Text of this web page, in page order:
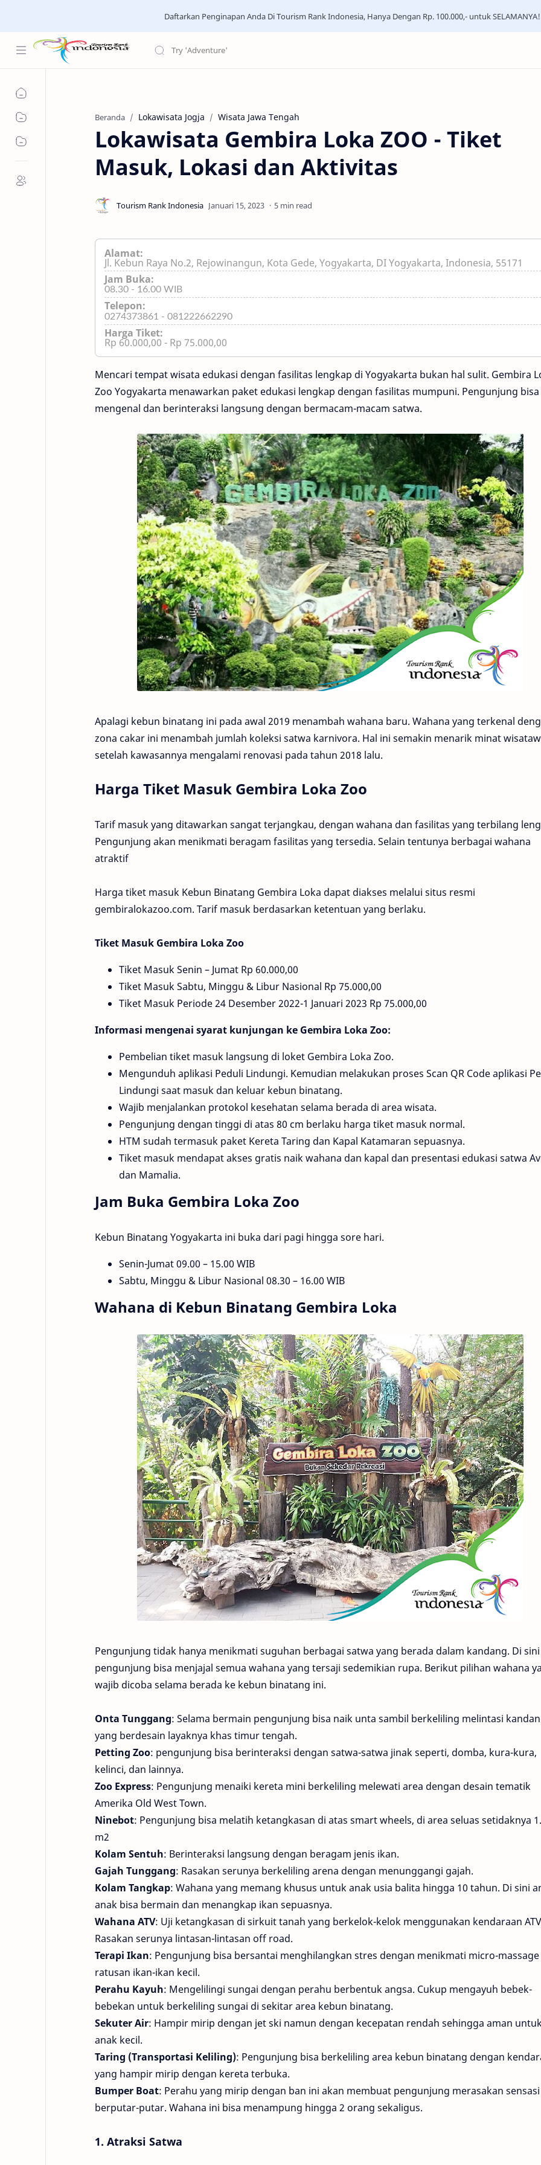
Daftarkan Penginapan Anda Di Tourism Rank Indonesia, Hanya Dengan Rp. 100.000,- untuk
Beranda Lokawisata Jogja Wisata Jawa Tengah
Lokawisata Gembira Loka ZOO - Tiket
Masuk, Lokasi dan Aktivitas
5 min read
Alamat:
Jl. Kebun Raya No.2, Rejowinangun, Kota Gede, Yogyakarta, DI Yogyakarta, Indonesia, 55171
Jam Buka:
08.30 - 16.00 WIB
Telepon:
0274373861 - 081222662290
Harga Tiket:
Rp 60.000,00 - Rp 75.000,00
Mencari tempat wisata edukasi dengan fasilitas lengkap di Yogyakarta bukan hal sulit. Gembira
Zoo Yogyakarta menawarkan paket edukasi lengkap dengan fasilitas mumpuni. Pengunjung bisa
mengenal dan berinteraksi langsung dengan bermacam-macam satwa.
Apalagi kebun binatang ini pada awal 2019 menambah wahana baru. Wahana yang terkenal
zona cakar ini menambah jumlah koleksi satwa karnivora. Hal ini semakin menarik minat
setelah kawasannya mengalami renovasi pada tahun 2018 lalu.
Harga Tiket Masuk Gembira Loka Zoo
Tarif masuk yang ditawarkan sangat terjangkau, dengan wahana dan fasilitas yang terbilang
Pengunjung akan menikmati beragam fasilitas yang tersedia. Selain tentunya berbagai wahana
atraktif
Harga tiket masuk Kebun Binatang Gembira Loka dapat diakses melalui situs resmi
gembiralokazoo.com. Tarif masuk berdasarkan ketentuan yang berlaku.
Tiket Masuk Gembira Loka Zoo
Tiket Masuk Senin – Jumat Rp 60.000,00
Tiket Masuk Sabtu, Minggu & Libur Nasional Rp 75.000,00
Tiket Masuk Periode 24 Desember 2022-1 Januari 2023 Rp 75.000,00
Informasi mengenai syarat kunjungan ke Gembira Loka Zoo:
Pembelian tiket masuk langsung di loket Gembira Loka Zoo.
Mengunduh aplikasi Peduli Lindungi. Kemudian melakukan proses Scan QR Code aplikasi
Lindungi saat masuk dan keluar kebun binatang.
Wajib menjalankan protokol kesehatan selama berada di area wisata.
Pengunjung dengan tinggi di atas 80 cm berlaku harga tiket masuk normal.
HTM sudah termasuk paket Kereta Taring dan Kapal Katamaran sepuasnya.
Tiket masuk mendapat akses gratis naik wahana dan kapal dan presentasi edukasi satwa
dan Mamalia.
Jam Buka Gembira Loka Zoo
Kebun Binatang Yogyakarta ini buka dari pagi hingga sore hari.
Senin-Jumat 09.00 – 15.00 WIB
Sabtu, Minggu & Libur Nasional 08.30 – 16.00 WIB
Wahana di Kebun Binatang Gembira Loka
Pengunjung tidak hanya menikmati suguhan berbagai satwa yang berada dalam kandang. Di sini
pengunjung bisa menjajal semua wahana yang tersaji sedemikian rupa. Berikut pilihan wahana
wajib dicoba selama berada ke kebun binatang ini.
Onta Tunggang: Selama bermain pengunjung bisa naik unta sambil berkeliling melintasi
yang berdesain layaknya khas timur tengah.
Petting Zoo: pengunjung bisa berinteraksi dengan satwa-satwa jinak seperti, domba, kura-kura,
kelinci, dan lainnya.
Zoo Express: Pengunjung menaiki kereta mini berkeliling melewati area dengan desain tematik
Amerika Old West Town.
Ninebot: Pengunjung bisa melatih ketangkasan di atas smart wheels, di area seluas setidaknya
m2
Kolam Sentuh: Berinteraksi langsung dengan beragam jenis ikan.
Gajah Tunggang: Rasakan serunya berkeliling arena dengan menunggangi gajah.
Kolam Tangkap: Wahana yang memang khusus untuk anak usia balita hingga 10 tahun. Di sini
anak bisa bermain dan menangkap ikan sepuasnya.
Wahana ATV: Uji ketangkasan di sirkuit tanah yang berkelok-kelok menggunakan kendaraan
Rasakan serunya lintasan-lintasan off road.
Terapi Ikan: Pengunjung bisa bersantai menghilangkan stres dengan menikmati micro-
ratusan ikan-ikan kecil.
Perahu Kayuh: Mengelilingi sungai dengan perahu berbentuk angsa. Cukup mengayuh bebek-
bebekan untuk berkeliling sungai di sekitar area kebun binatang.
Sekuter Air: Hampir mirip dengan jet ski namun dengan kecepatan rendah sehingga aman
anak kecil.
Taring (Transportasi Keliling): Pengunjung bisa berkeliling area kebun binatang dengan
yang hampir mirip dengan kereta terbuka.
Bumper Boat: Perahu yang mirip dengan ban ini akan membuat pengunjung merasakan sensasi
berputar-putar. Wahana ini bisa menampung hingga 2 orang sekaligus.
1. Atraksi Satwa